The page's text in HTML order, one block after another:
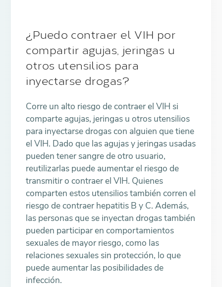
¿Puedo contraer el VIH por
compartir agujas, jeringas u
otros utensilios para
inyectarse drogas?
Corre un alto riesgo de contraer el VIH si
comparte agujas, jeringas u otros utensilios
para inyectarse drogas con alguien que tiene
el VIH. Dado que las agujas y jeringas usadas
pueden tener sangre de otro usuario,
reutilizarlas puede aumentar el riesgo de
transmitir o contraer el VIH. Quienes
comparten estos utensilios también corren el
riesgo de contraer hepatitis B y C. Además,
las personas que se inyectan drogas también
pueden participar en comportamientos
sexuales de mayor riesgo, como las
relaciones sexuales sin protección, lo que
puede aumentar las posibilidades de
infección.